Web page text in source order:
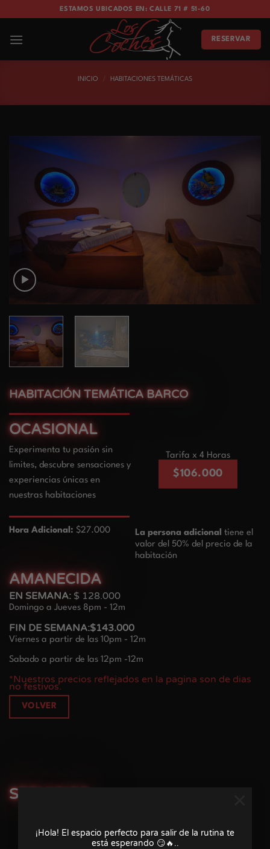
¡Hola! El espacio perfecto para salir de la rutina te
está esperando 😏🔥..
content
ESTAMOS UBICADOS EN: CALLE 71 # 51-60
RESERVAR
INICIO / HABITACIONES TEMÁTICAS
HABITACIÓN TEMÁTICA BARCO
OCASIONAL
Experimenta tu pasión sin
limites, descubre sensaciones y
experiencias únicas en
nuestras habitaciones
Tarifa x 4 Horas
$106.000
Hora Adicional: $27.000 La persona adicional tiene el
valor del 50% del precio de la
habitación
AMANECIDA
EN SEMANA: $ 128.000
Domingo a Jueves 8pm - 12m
FIN DE SEMANA:$143.000
Viernes a partir de las 10pm - 12m
Sabado a partir de las 12pm -12m
*Nuestros precios reflejados en la pagina son de dias
no festivos.
VOLVER
SERVICIOS :